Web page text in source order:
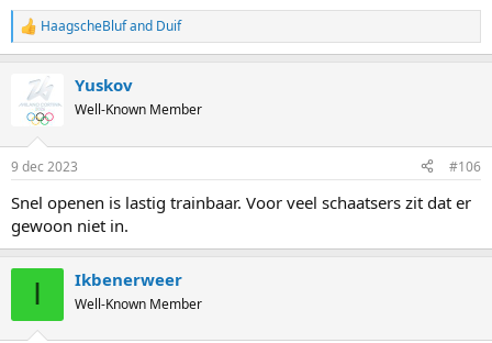
R
e
t
s
HaagscheBlufand Duif
Yuskov
Well-Known Member
9 dec 2023 #106
Snel openen is lastig trainbaar. Voor veel schaatsers zit dat er
gewoon niet in.
I Ikbenerweer
Well-Known Member